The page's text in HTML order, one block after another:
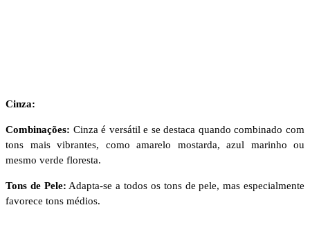
Cinza:
Combinações: Cinza é versátil e se destaca quando combinado com
tons mais vibrantes, como amarelo mostarda, azul marinho ou
mesmo verde floresta.
Tons de Pele: Adapta-se a todos os tons de pele, mas especialmente
favorece tons médios.